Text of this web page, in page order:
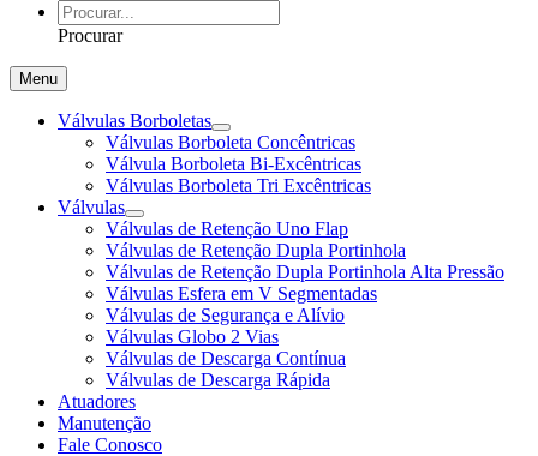
Procurar
Menu
Válvulas Borboletas
Válvulas Borboleta Concêntricas
Válvula Borboleta Bi-Excêntricas
Válvulas Borboleta Tri Excêntricas
Válvulas
Válvulas de Retenção Uno Flap
Válvulas de Retenção Dupla Portinhola
Válvulas de Retenção Dupla Portinhola Alta Pressão
Válvulas Esfera em V Segmentadas
Válvulas de Segurança e Alívio
Válvulas Globo 2 Vias
Válvulas de Descarga Contínua
Válvulas de Descarga Rápida
Atuadores
Manutenção
Fale Conosco